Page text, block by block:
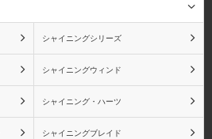
エネル
シャイニングシリーズ
シャイニングウィンド
シャイニング・ハーツ
シャイニングブレイド